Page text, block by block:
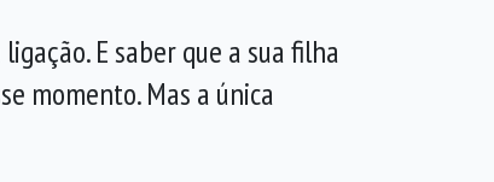
E saber que a sua filha
momento. Mas a única